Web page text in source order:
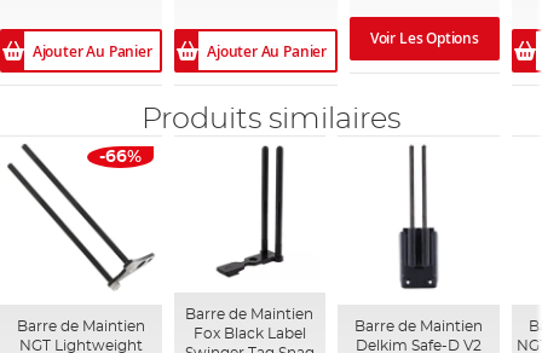
Ajouter Au Panier Ajouter Au Panier
Voir Les Options
Produits similaires
-66%
Barre de Maintien
NGT Lightweight
Barre de Maintien
Fox Black Label
Barre de Maintien
Delkim Safe-D V2